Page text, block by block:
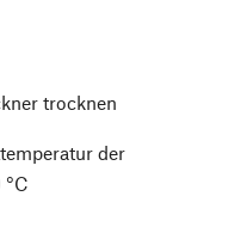
trocknen
der
°C